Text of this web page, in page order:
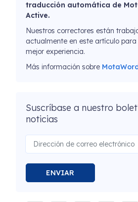
traducción automática de
Active.
Nuestros correctores están
actualmente en este artículo
mejor experiencia.
Más información sobre
Suscríbase a nuestro
noticias
ENVIAR